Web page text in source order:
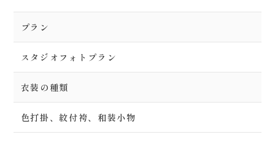
プラン
スタジオフォトプラン
衣装の種類
色打掛、紋付袴、和装小物